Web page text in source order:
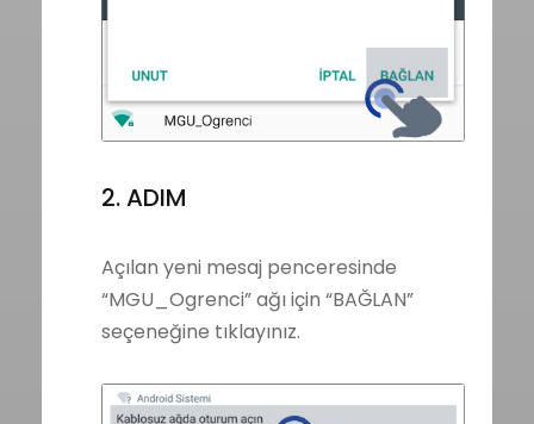
2. ADIM
Açılan yeni mesaj penceresinde
“MGU_Ogrenci” ağı için “BAĞLAN”
seçeneğine tıklayınız.